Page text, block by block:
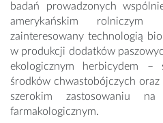
badań prowadzonych
amerykańskim
zainteresowany technologią
w produkcji dodatków
ekologicznym herbicydem –
środków chwastobójczych
szerokim zastosowaniu
farmakologicznym.